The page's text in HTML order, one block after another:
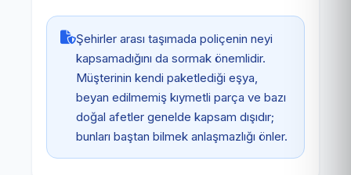
Şehirler arası taşımada poliçenin neyi
kapsamadığını da sormak önemlidir.
Müşterinin kendi paketlediği eşya,
beyan edilmemiş kıymetli parça ve bazı
doğal afetler genelde kapsam dışıdır;
bunları baştan bilmek anlaşmazlığı önler.